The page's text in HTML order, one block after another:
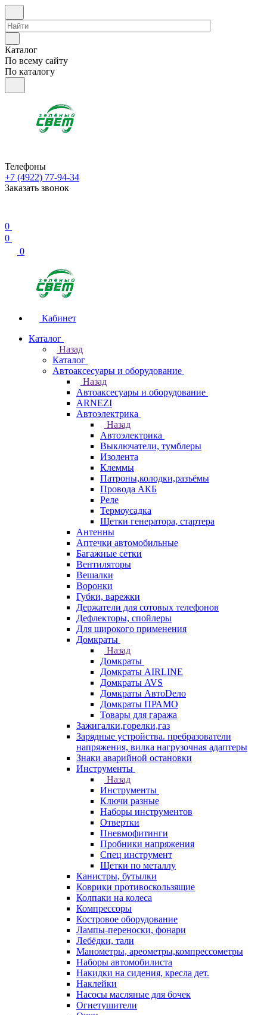
Каталог
По всему сайту
По каталогу
Телефоны
+7 (4922) 77-94-34
Заказать звонок
0
0
0
Кабинет
Каталог
Назад
Каталог
Автоаксесуары и оборудование
Назад
Автоаксесуары и оборудование
ARNEZI
Автоэлектрика
Назад
Автоэлектрика
Выключатели, тумблеры
Изолента
Клеммы
Патроны,колодки,разъёмы
Провода АКБ
Реле
Термоусадка
Щетки генератора, стартера
Антенны
Аптечки автомобильные
Багажные сетки
Вентиляторы
Вешалки
Воронки
Губки, варежки
Держатели для сотовых телефонов
Дефлекторы, спойлеры
Для широкого применения
Домкраты
Назад
Домкраты
Домкраты AIRLINE
Домкраты AVS
Домкраты АвтоDело
Домкраты ПРАМО
Товары для гаража
Зажигалки,горелки,газ
Зарядные устройства. пребразователи
напряжения, вилка нагрузочная адаптеры
Знаки аварийной остановки
Инструменты
Назад
Инструменты
Ключи разные
Наборы инструментов
Отвертки
Пневмофитинги
Пробники напряжения
Спец инструмент
Щетки по металлу
Канистры, бутылки
Коврики противоскользящие
Колпаки на колеса
Компрессоры
Костровое оборудование
Лампы-переноски, фонари
Лебёдки, тали
Манометры, ареометры,компрессометры
Наборы автомобилиста
Накидки на сидения, кресла дет.
Наклейки
Насосы масляные для бочек
Огнетушители